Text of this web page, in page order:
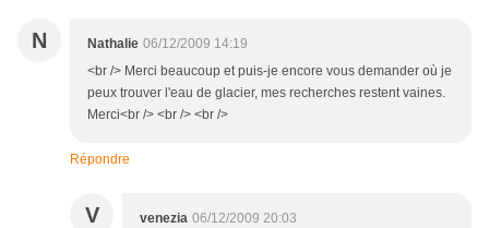
N Nathalie 06/12/2009 14:19
<br /> Merci beaucoup et puis-je encore vous demander où je
peux trouver l'eau de glacier, mes recherches restent vaines.
Merci<br /> <br /> <br />
Répondre
V venezia 06/12/2009 20:03